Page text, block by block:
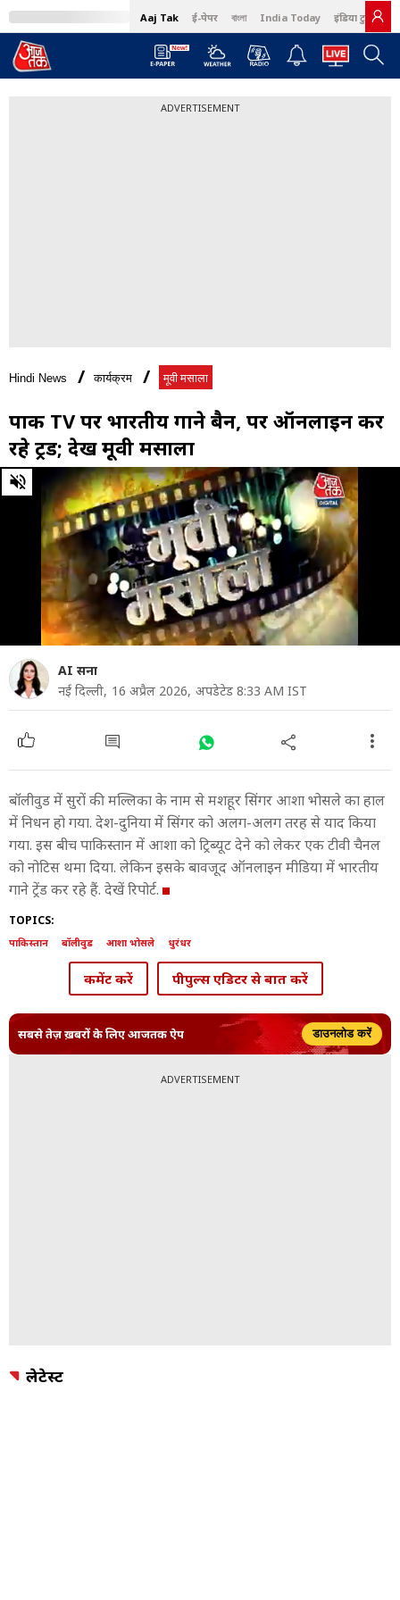
Aaj Tak ई-पेपर বাংলা India Today इंडिया टुडे हिंदी
ADVERTISEMENT
Hindi News कार्यक्रम मूवी मसाला
पाक TV पर भारतीय गाने बैन, पर ऑनलाइन कर
रहे ट्रेंड; देखें मूवी मसाला
0
of
minutes,
seconds
AI सना
नई दिल्ली, 16 अप्रैल 2026, अपडेटेड 8:33 AM IST
बॉलीवुड में सुरों की मल्लिका के नाम से मशहूर सिंगर आशा भोसले का हाल
में निधन हो गया. देश-दुनिया में सिंगर को अलग-अलग तरह से याद किया
गया. इस बीच पाकिस्तान में आशा को ट्रिब्यूट देने को लेकर एक टीवी चैनल
को नोटिस थमा दिया. लेकिन इसके बावजूद ऑनलाइन मीडिया में भारतीय
गाने ट्रेंड कर रहे हैं. देखें रिपोर्ट.
TOPICS:
पाकिस्तान बॉलीवुड आशा भोसले धुरंधर
कमेंट करें पीपुल्स एडिटर से बात करें
सबसे तेज़ ख़बरों के लिए आजतक ऐप डाउनलोड करें
ADVERTISEMENT
लेटेस्ट